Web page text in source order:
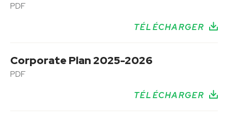
PDF
TÉLÉCHARGER
Corporate Plan 2025-2026
PDF
TÉLÉCHARGER